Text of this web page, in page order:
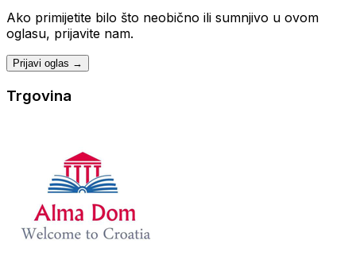
Ako primijetite bilo što neobično ili sumnjivo u ovom
oglasu, prijavite nam.
Prijavi oglas →
Trgovina